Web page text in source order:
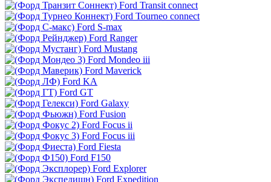
Ford Transit connect
Ford Tourneo connect
Ford S-max
Ford Ranger
Ford Mustang
Ford Mondeo iii
Ford Maverick
Ford KA
Ford GT
Ford Galaxy
Ford Fusion
Ford Focus ii
Ford Focus iii
Ford Fiesta
Ford F150
Ford Explorer
Ford Expedition